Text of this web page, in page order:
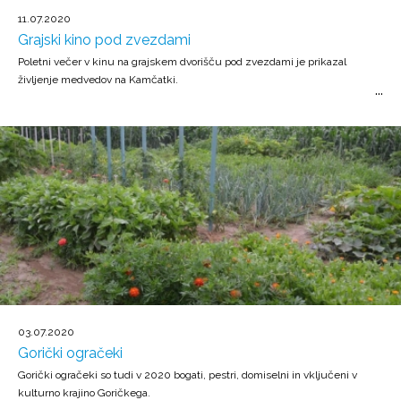
11.07.2020
Grajski kino pod zvezdami
Poletni večer v kinu na grajskem dvorišču pod zvezdami je prikazal
življenje medvedov na Kamčatki.
03.07.2020
Gorički ogračeki
Gorički ogračeki so tudi v 2020 bogati, pestri, domiselni in vključeni v
kulturno krajino Goričkega.